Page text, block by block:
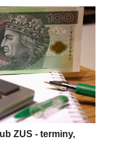
ZUS - terminy,